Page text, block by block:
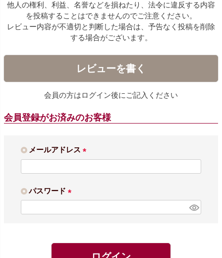
他人の権利、利益、名誉などを損ねたり、法令に違反する内容
を投稿することはできませんのでご注意ください。
レビュー内容が不適切と判断した場合は、予告なく投稿を削除
する場合がございます。
レビューを書く
会員の方はログイン後にご記入ください
会員登録がお済みのお客様
メールアドレス
必
パスワード
必